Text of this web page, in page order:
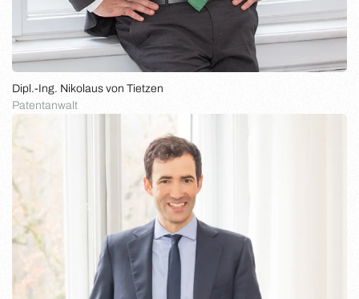
Dipl.-Ing. Nikolaus von Tietzen
Patentanwalt